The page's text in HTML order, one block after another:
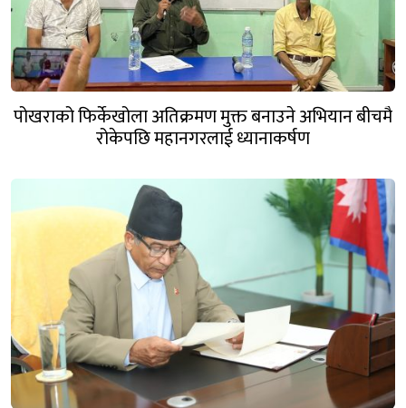
पोखराको फिर्केखोला अतिक्रमण मुक्त बनाउने अभियान बीचमै
रोकेपछि महानगरलाई ध्यानाकर्षण